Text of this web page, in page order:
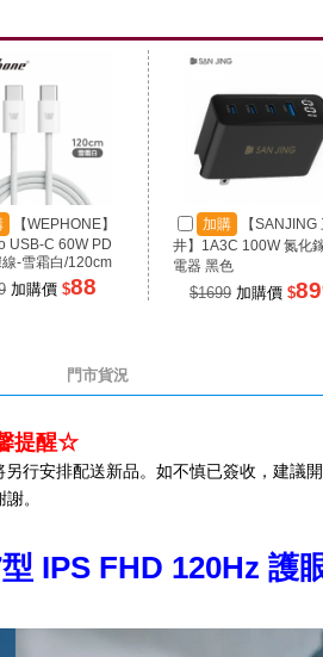
【WEPHONE】
USB-C 60W PD
-雪霜白/120cm
加購價 $88
加購
【SANJING
井】1A3C 100W 氮化
電器 黑色
$1699 加購價 $
門市貨況
提醒☆
行安排配送新品。如不慎已簽收，建議
謝。
IPS FHD 120Hz 護